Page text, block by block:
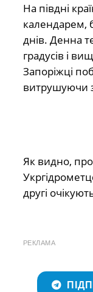
На півдні
календарем,
днів. Денна
градусів і
Запоріжці
витрушуючи
Як видно,
другі
РЕКЛАМА